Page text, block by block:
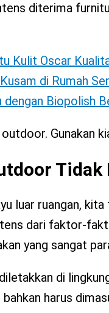
diterima
Kulit Oscar
di Rumah
dengan Biopolish
Gunakan
Tidak
luar ruangan,
dari faktor-
yang sangat
di
harus